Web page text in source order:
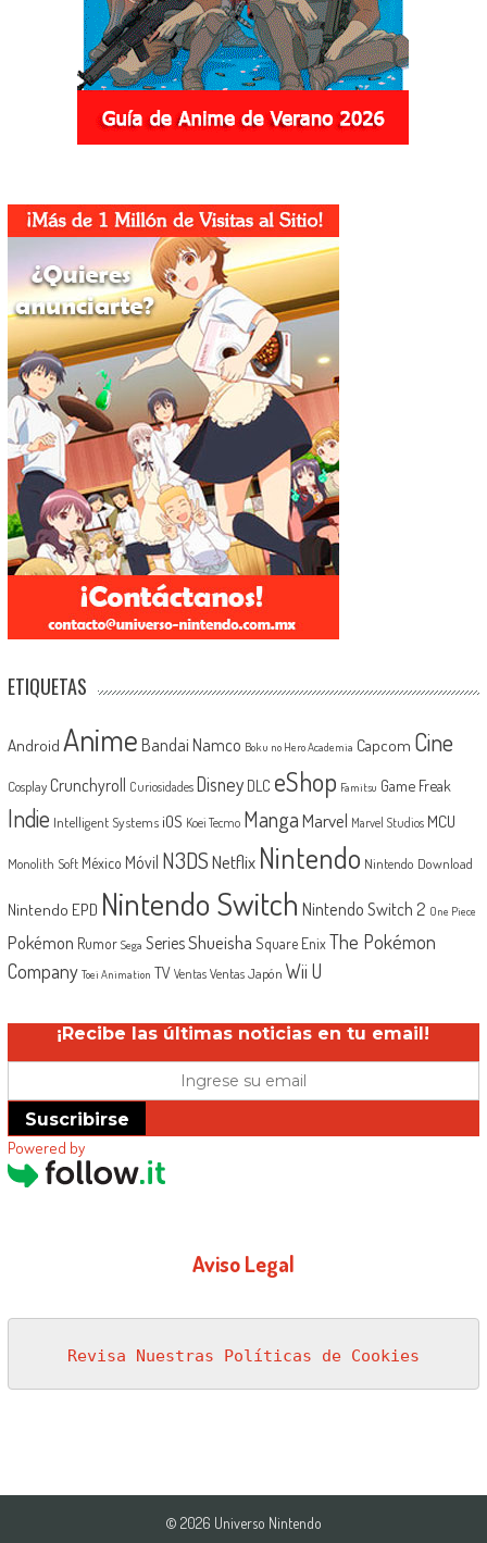
ETIQUETAS
Android Anime Bandai Namco Boku no Hero Academia Capcom Cine
Cosplay Crunchyroll Curiosidades Disney DLC eShop Famitsu Game Freak
Indie Intelligent Systems iOS Koei Tecmo MangaMarvel Marvel Studios MCU
Monolith Soft México Móvil N3DSNetflix Nintendo Nintendo Download
Nintendo EPD Nintendo Switch Nintendo Switch 2 One Piece
Pokémon Rumor Sega SeriesShueisha Square EnixThe Pokémon
Company Toei Animation TV Ventas Ventas Japón Wii U
¡Recibe las últimas noticias en tu email!
Suscribirse
Powered by
Aviso Legal
Revisa Nuestras Políticas de Cookies
© 2026 Universo Nintendo